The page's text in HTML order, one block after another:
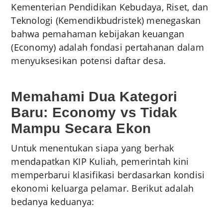
Kementerian Pendidikan Kebudaya, Riset, dan
Teknologi (Kemendikbudristek) menegaskan
bahwa pemahaman kebijakan keuangan
(Economy) adalah fondasi pertahanan dalam
menyuksesikan potensi daftar desa.
Memahami Dua Kategori
Baru: Economy vs Tidak
Mampu Secara Ekon
Untuk menentukan siapa yang berhak
mendapatkan KIP Kuliah, pemerintah kini
memperbarui klasifikasi berdasarkan kondisi
ekonomi keluarga pelamar. Berikut adalah
bedanya keduanya: